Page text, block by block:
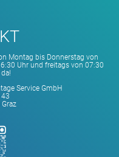
Montag bis Donnerstag von
Uhr und freitags von 07:30
Service GmbH